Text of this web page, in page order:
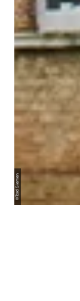
©
Tord Siemen